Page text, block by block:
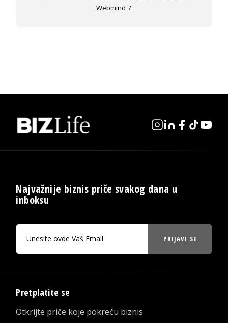
Webmind
Najvažnije biznis priče svakog dana u
inboksu
PRIJAVI SE
Pretplatite se
Otkrijte priče koje pokreću biznis